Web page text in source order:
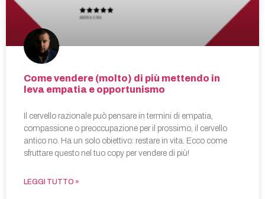
Come vendere (molto) di più mettendo in
leva empatia e opportunismo
Il cervello razionale può pensare in termini di empatia,
compassione o preoccupazione per il prossimo, il cervello
antico no. Ha un solo obiettivo: restare in vita. Ecco come
sfruttare questo nel tuo copy per vendere di più!
LEGGI TUTTO »